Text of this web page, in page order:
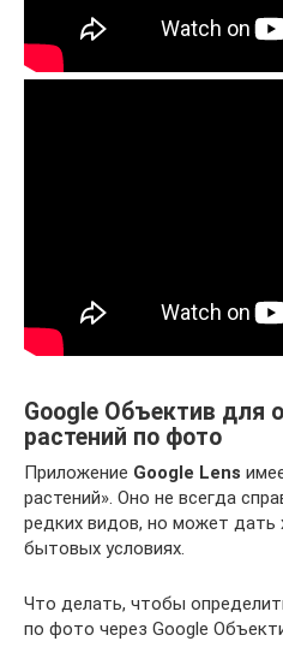
Google Объектив для
растений по фото
Приложение Google Lens
растений». Оно не всегда
редких видов, но может дать
бытовых условиях.
Что делать, чтобы
по фото через Google